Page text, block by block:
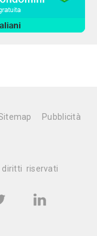
Pubblicità
riservati